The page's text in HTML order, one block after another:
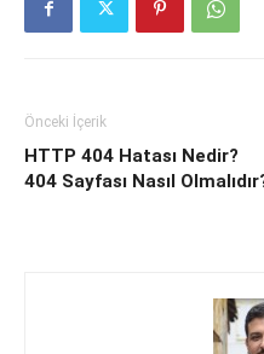
Önceki İçerik
HTTP 404 Hatası Nedir?
404 Sayfası Nasıl